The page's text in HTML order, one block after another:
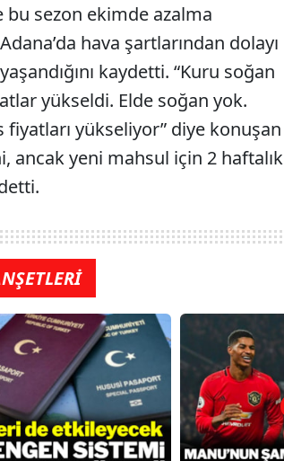
bu sezon ekimde azalma
hava şartlarından dolayı
kaydetti. “Kuru soğan
yükseldi. Elde soğan yok.
yükseliyor” diye konuşan
ancak yeni mahsul için 2 haftalık